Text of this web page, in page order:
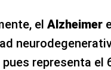
el Alzheimer
representa el